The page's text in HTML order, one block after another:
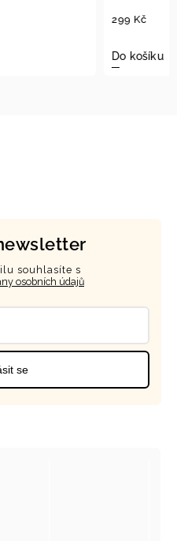
Do
souhlasíte s
osobních údajů
se